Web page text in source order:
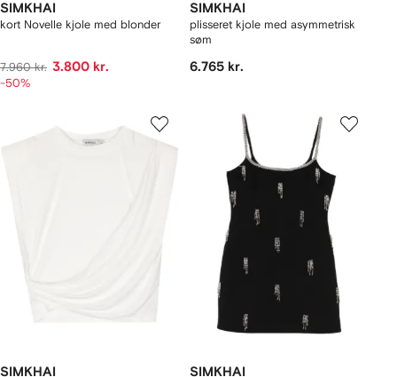
SIMKHAI
kort Novelle kjole med blonder
7.960 kr. 3.800 kr.
-50%
SIMKHAI
plisseret kjole med asymmetrisk
søm
6.765 kr.
SIMKHAI SIMKHAI